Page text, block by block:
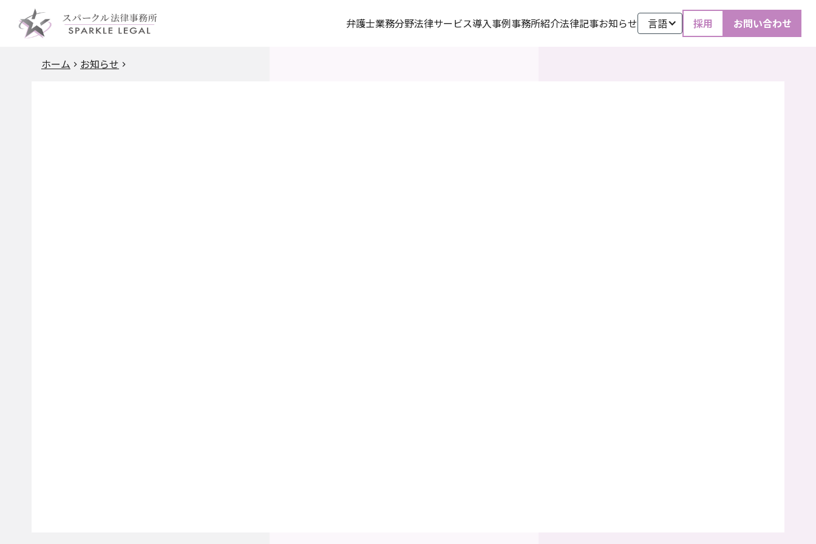
弁護士業務分野法律サービス導入事例事務所紹介法律記事お知らせ 言語 採用 お問い合わせ
ホーム お知らせ